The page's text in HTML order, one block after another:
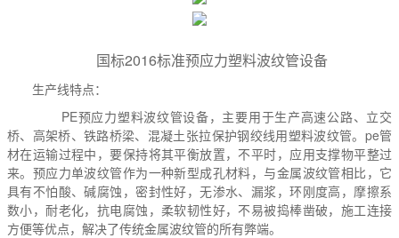
国标2016标准预应力塑料波纹管设备
生产线特点：
PE预应力塑料波纹管设备，主要用于生产高速公路、立交
桥、高架桥、铁路桥梁、混凝土张拉保护钢绞线用塑料波纹管。pe管
材在运输过程中，要保持将其平衡放置，不平时，应用支撑物平整过
来。预应力单波纹管作为一种新型成孔材料，与金属波纹管相比，它
具有不怕酸、碱腐蚀，密封性好，无渗水、漏浆，环刚度高，摩擦系
数小，耐老化，抗电腐蚀，柔软韧性好，不易被捣棒凿破，施工连接
方便等优点，解决了传统金属波纹管的所有弊端。